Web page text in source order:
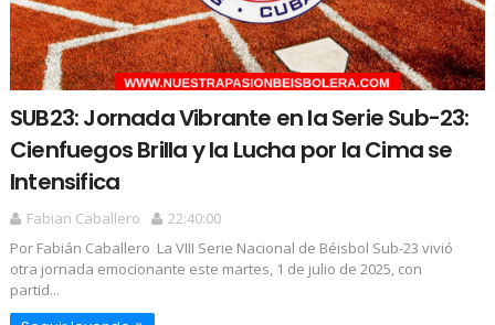
SUB23: Jornada Vibrante en la Serie Sub-23:
Cienfuegos Brilla y la Lucha por la Cima se
Intensifica
Fabian Caballero
22:40:00
Por Fabián Caballero La VIII Serie Nacional de Béisbol Sub-23 vivió
otra jornada emocionante este martes, 1 de julio de 2025, con
partid...